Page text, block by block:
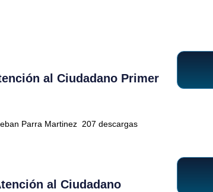
al Ciudadano Primer
Parra Martinez 207 descargas
al Ciudadano